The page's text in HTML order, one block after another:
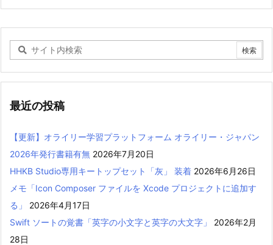
最近の投稿
【更新】オライリー学習プラットフォーム オライリー・ジャパン
2026年発行書籍有無 2026年7月20日
HHKB Studio専用キートップセット「灰」 装着 2026年6月26日
メモ「Icon Composer ファイルを Xcode プロジェクトに追加す
る」
2026年4月17日
Swift ソートの覚書「英字の小文字と英字の大文字」
2026年2月
28日